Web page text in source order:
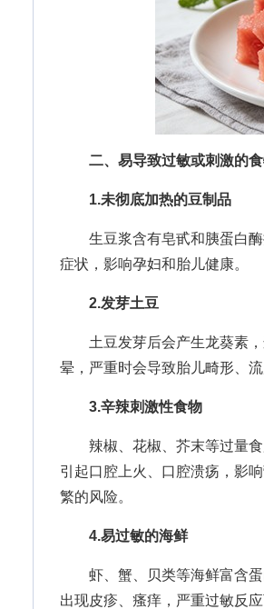
二、易导致过敏或刺激的
1.未彻底加热的豆制品
生豆浆含有皂甙和胰蛋白酶
症状，影响孕妇和胎儿健康。
2.发芽土豆
土豆发芽后会产生龙葵素，
晕，严重时会导致胎儿畸形、
3.辛辣刺激性食物
辣椒、花椒、芥末等过量食
引起口腔上火、口腔溃疡，影
繁的风险。
4.易过敏的海鲜
虾、蟹、贝类等海鲜富含蛋
出现皮疹、瘙痒，严重过敏反